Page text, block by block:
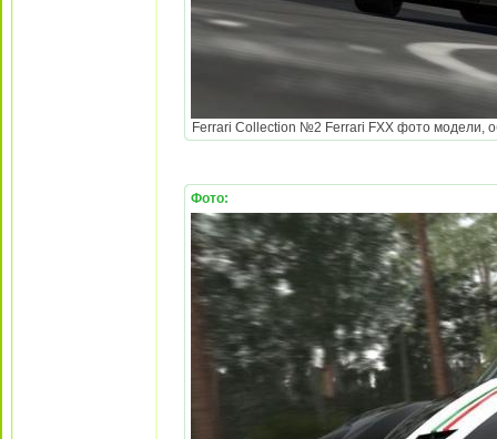
Ferrari Collection №2 Ferrari FXX фото модели,
Фото: